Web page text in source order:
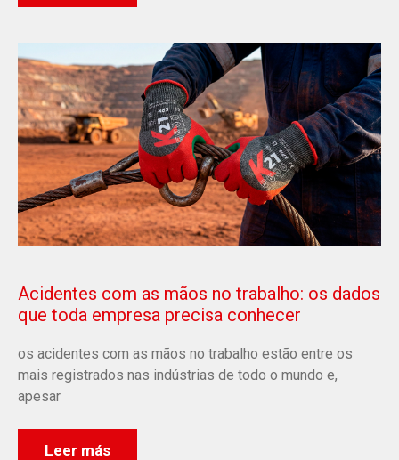
Acidentes com as mãos no trabalho: os dados
que toda empresa precisa conhecer
os acidentes com as mãos no trabalho estão entre os
mais registrados nas indústrias de todo o mundo e,
apesar
Leer más